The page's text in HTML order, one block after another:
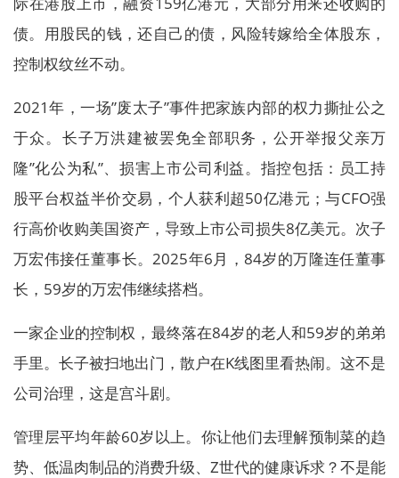
债。用股民的钱，还自己的债，风险转嫁给全体股东，
控制权纹丝不动。
2021年，一场”废太子”事件把家族内部的权力撕扯公之
于众。长子万洪建被罢免全部职务，公开举报父亲万
隆”化公为私”、损害上市公司利益。指控包括：员工持
股平台权益半价交易，个人获利超50亿港元；与CFO强
行高价收购美国资产，导致上市公司损失8亿美元。次子
万宏伟接任董事长。2025年6月，84岁的万隆连任董事
长，59岁的万宏伟继续搭档。
一家企业的控制权，最终落在84岁的老人和59岁的弟弟
手里。长子被扫地出门，散户在K线图里看热闹。这不是
公司治理，这是宫斗剧。
管理层平均年龄60岁以上。你让他们去理解预制菜的趋
势、低温肉制品的消费升级、Z世代的健康诉求？不是能